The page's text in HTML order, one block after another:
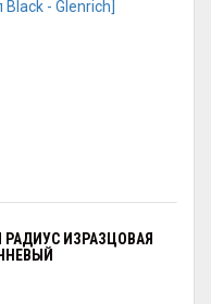
ИЗРАЗЦОВАЯ